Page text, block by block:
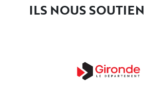
ILS NOUS